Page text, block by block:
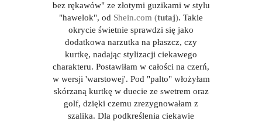
bez rękawów" ze złotymi guzikami w stylu
"hawelok", od Shein.com (tutaj). Takie
okrycie świetnie sprawdzi się jako
dodatkowa narzutka na płaszcz, czy
kurtkę, nadając stylizacji ciekawego
charakteru. Postawiłam w całości na czerń,
w wersji 'warstowej'. Pod "palto" włożyłam
skórzaną kurtkę w duecie ze swetrem oraz
golf, dzięki czemu zrezygnowałam z
szalika. Dla podkreślenia ciekawie